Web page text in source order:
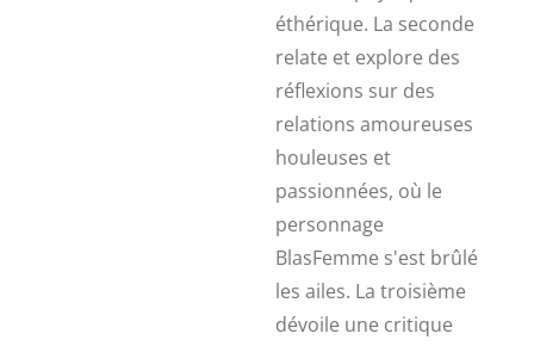
éthérique. La seconde
relate et explore des
réflexions sur des
relations amoureuses
houleuses et
passionnées, où le
personnage
BlasFemme s'est brûlé
les ailes. La troisième
dévoile une critique